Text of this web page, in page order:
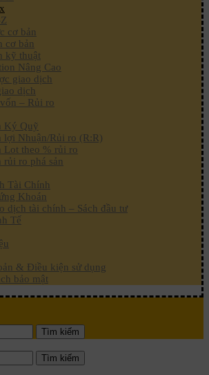
cơ bản
cơ bản
kỹ thuật
Nâng Cao
giao dịch
dịch
– Rủi ro
Ký Quỹ
lợi Nhuận/Rủi ro (R:R)
Lot theo % rủi ro
rủi ro phá sản
Tài Chính
Khoán
dịch tài chính – Sách đầu tư
Tế
& Điều kiện sử dụng
bảo mật
Tìm kiếm
Tìm kiếm